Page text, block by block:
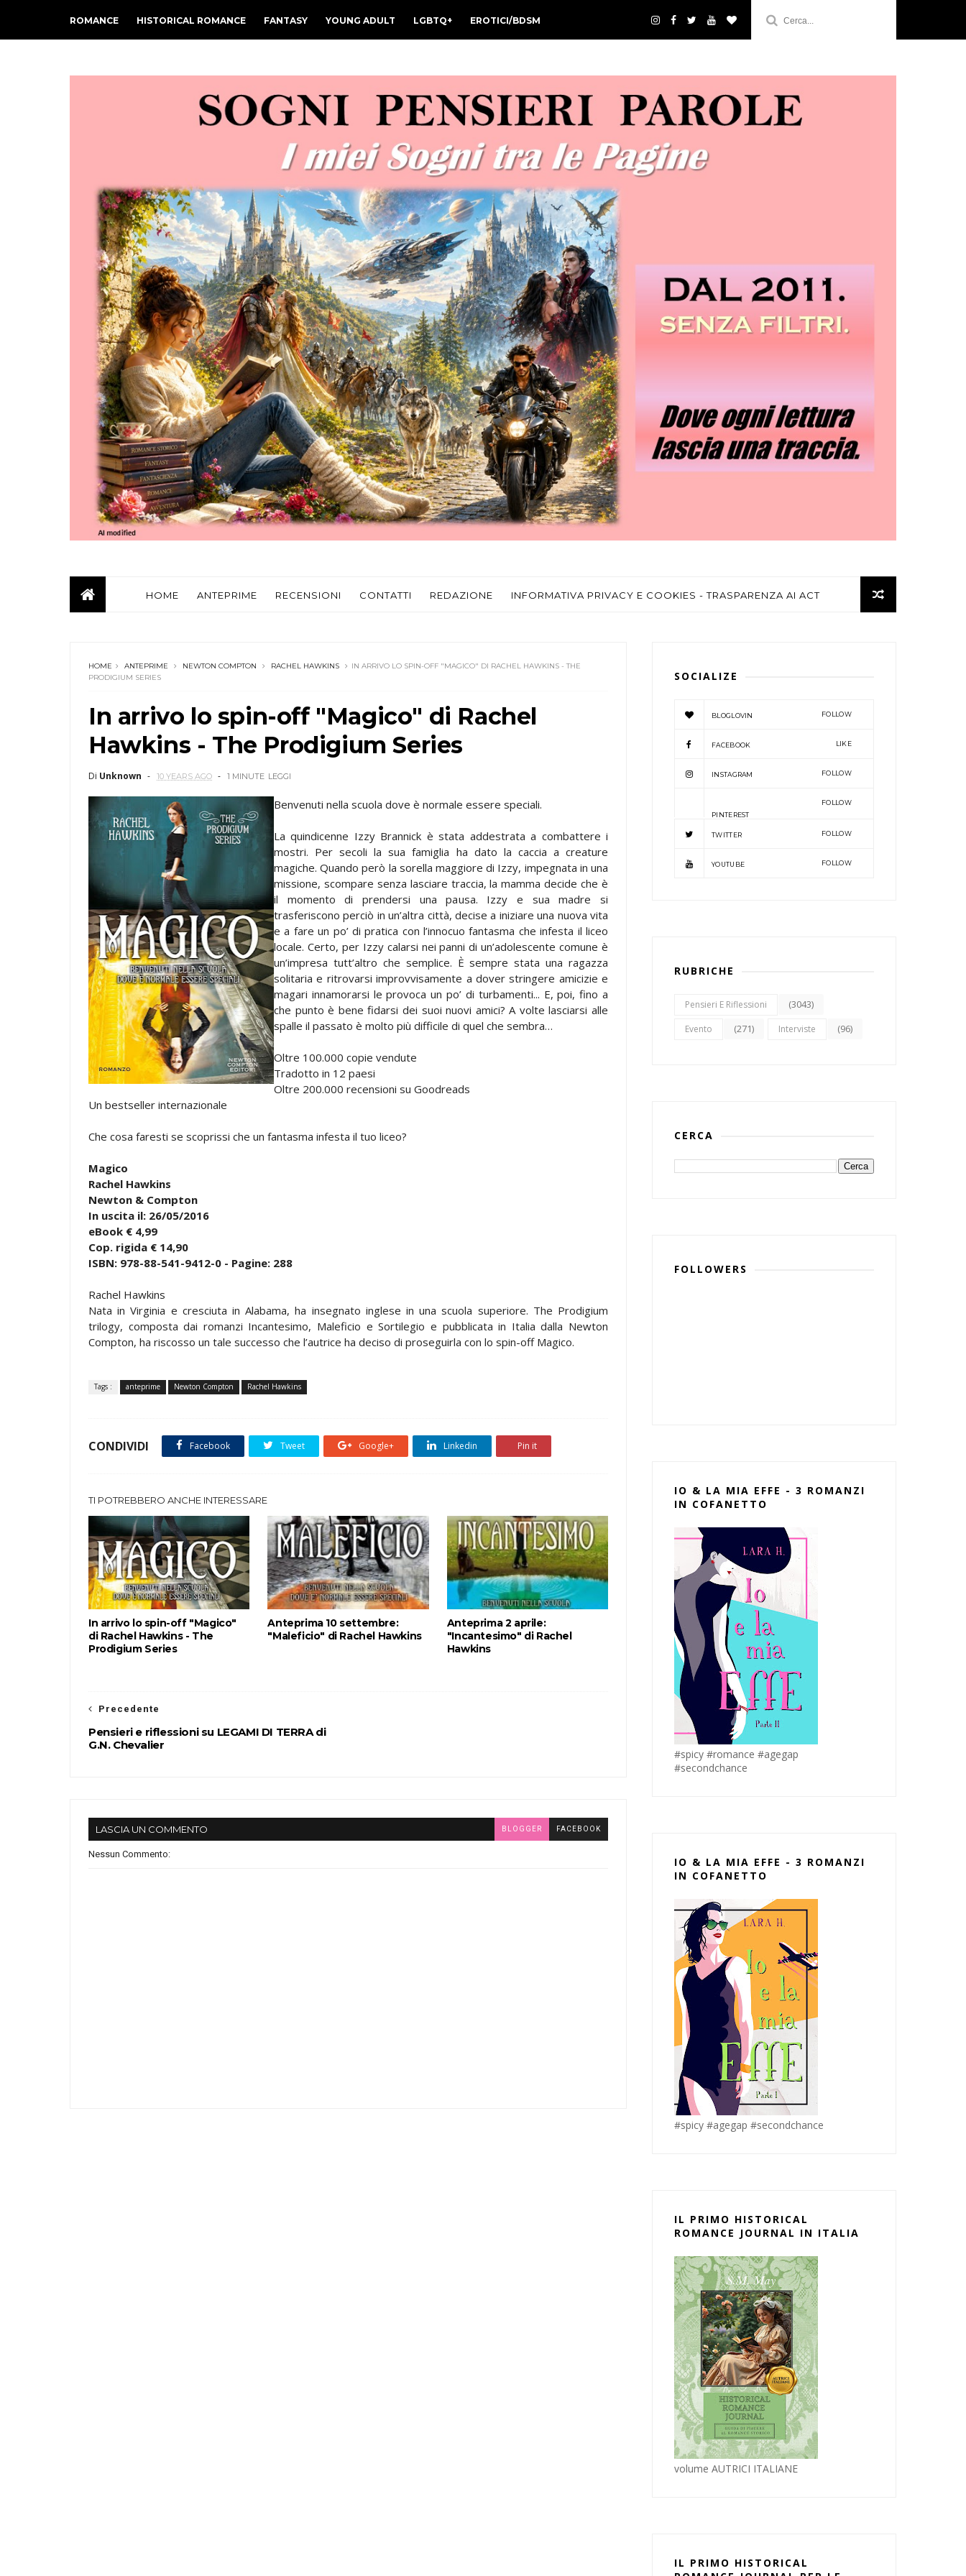
ROMANCE HISTORICAL ROMANCE FANTASY YOUNG ADULT LGBTQ+ EROTICI/BDSM
HOME ANTEPRIME RECENSIONI CONTATTI REDAZIONE INFORMATIVA PRIVACY E COOKIES - TRASPARENZA AI ACT
HOME ANTEPRIME NEWTON COMPTON RACHEL HAWKINS
IN ARRIVO LO SPIN-OFF "MAGICO" DI RACHEL HAWKINS - THE
PRODIGIUM SERIES
In arrivo lo spin-off "Magico" di Rachel
Hawkins - The Prodigium Series
Di Unknown 10 YEARS AGO 1 MINUTE LEGGI
Benvenuti nella scuola dove è normale essere speciali.
La quindicenne Izzy Brannick è stata addestrata a combattere i
mostri. Per secoli la sua famiglia ha dato la caccia a creature
magiche. Quando però la sorella maggiore di Izzy, impegnata in una
missione, scompare senza lasciare traccia, la mamma decide che è
il momento di prendersi una pausa. Izzy e sua madre si
trasferiscono perciò in un’altra città, decise a iniziare una nuova vita
e a fare un po’ di pratica con l’innocuo fantasma che infesta il liceo
locale. Certo, per Izzy calarsi nei panni di un’adolescente comune è
un’impresa tutt’altro che semplice. È sempre stata una ragazza
solitaria e ritrovarsi improvvisamente a dover stringere amicizie e
magari innamorarsi le provoca un po’ di turbamenti... E, poi, fino a
che punto è bene fidarsi dei suoi nuovi amici? A volte lasciarsi alle
spalle il passato è molto più difficile di quel che sembra…
Oltre 100.000 copie vendute
Tradotto in 12 paesi
Oltre 200.000 recensioni su Goodreads
Un bestseller internazionale
Che cosa faresti se scoprissi che un fantasma infesta il tuo liceo?
Magico
Rachel Hawkins
Newton & Compton
In uscita il: 26/05/2016
eBook € 4,99
Cop. rigida € 14,90
ISBN: 978-88-541-9412-0 - Pagine: 288
Rachel Hawkins
Nata in Virginia e cresciuta in Alabama, ha insegnato inglese in una scuola superiore. The Prodigium
trilogy, composta dai romanzi Incantesimo, Maleficio e Sortilegio e pubblicata in Italia dalla Newton
Compton, ha riscosso un tale successo che l’autrice ha deciso di proseguirla con lo spin-off Magico.
Tags : anteprime Newton Compton Rachel Hawkins
CONDIVIDI Facebook Tweet Google+ Linkedin Pin it
TI POTREBBERO ANCHE INTERESSARE
In arrivo lo spin-off "Magico"
di Rachel Hawkins - The
Prodigium Series
Anteprima 10 settembre:
"Maleficio" di Rachel Hawkins
Anteprima 2 aprile:
"Incantesimo" di Rachel
Hawkins
Precedente
Pensieri e riflessioni su LEGAMI DI TERRA di
G.N. Chevalier
LASCIA UN COMMENTO BLOGGER FACEBOOK
Nessun Commento:
SOCIALIZE
BLOGLOVIN FOLLOW
FACEBOOK LIKE
INSTAGRAM FOLLOW
PINTEREST
FOLLOW
TWITTER FOLLOW
YOUTUBE FOLLOW
RUBRICHE
Pensieri E Riflessioni (3043)
Evento (271) Interviste (96)
CERCA
FOLLOWERS
IO & LA MIA EFFE - 3 ROMANZI
IN COFANETTO
#spicy #romance #agegap
#secondchance
IO & LA MIA EFFE - 3 ROMANZI
IN COFANETTO
#spicy #agegap #secondchance
IL PRIMO HISTORICAL
ROMANCE JOURNAL IN ITALIA
volume AUTRICI ITALIANE
IL PRIMO HISTORICAL